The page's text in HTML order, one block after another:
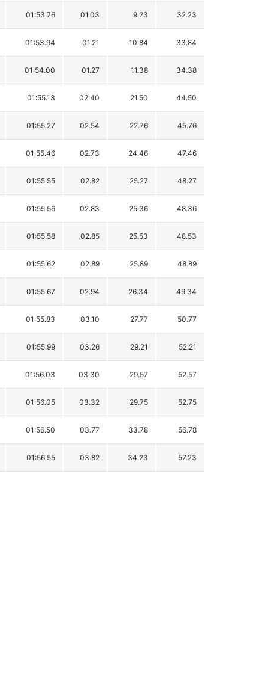
01:53.76 01.03 9.23 32.23
01:53.94 01.21 10.84 33.84
01:54.00 01.27 11.38 34.38
01:55.13 02.40 21.50 44.50
01:55.27 02.54 22.76 45.76
01:55.46 02.73 24.46 47.46
01:55.55 02.82 25.27 48.27
01:55.56 02.83 25.36 48.36
01:55.58 02.85 25.53 48.53
01:55.62 02.89 25.89 48.89
01:55.67 02.94 26.34 49.34
01:55.83 03.10 27.77 50.77
01:55.99 03.26 29.21 52.21
01:56.03 03.30 29.57 52.57
01:56.05 03.32 29.75 52.75
01:56.50 03.77 33.78 56.78
01:56.55 03.82 34.23 57.23